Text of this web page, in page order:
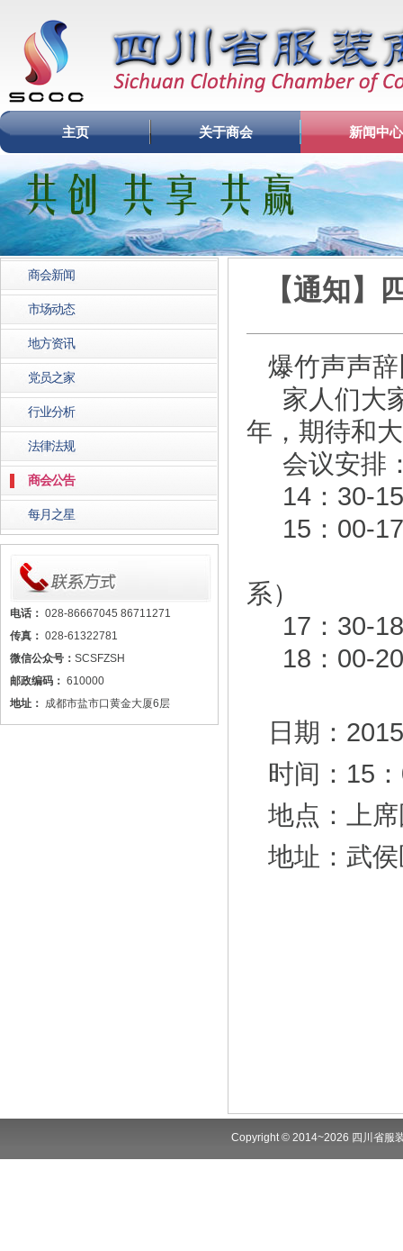
主页 关于商会 新闻中心
商会新闻
市场动态
地方资讯
党员之家
行业分析
法律法规
商会公告
每月之星
电话： 028-86667045 86711271
传真： 028-61322781
微信公众号： SCSFZSH
邮政编码： 610000
地址： 成都市盐市口黄金大厦6层
【通知】
爆竹声声
家人们大
年，期待和
会议安排
14：30-
15：00-
系）
17：30-
18：00-
日期：
时间：15
地点：上
地址：武
Copyright © 2014~2026 四川省服